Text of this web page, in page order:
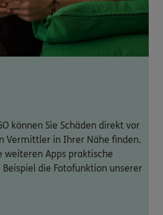
können Sie Schäden direkt vor
Vermittler in Ihrer Nähe finden.
weiteren Apps praktische
die Fotofunktion unserer